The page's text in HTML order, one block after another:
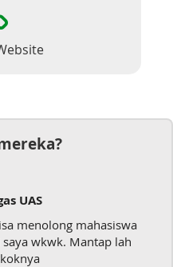
UAS
mahasiswa
wkwk. Mantap lah